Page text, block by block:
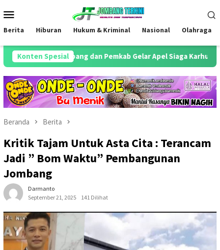
ke
kontenMobile
Berita Hiburan Hukum & Kriminal Nasional Olahraga
Konten Spesial
Jombang dan Pemkab Gelar Apel Siaga Karhutla serta Cek
Beranda Berita
Kritik Tajam Untuk Asta Cita : Terancam
Jadi ” Bom Waktu” Pembangunan
Jombang
Darmanto
September 21, 2025
141 Dilihat